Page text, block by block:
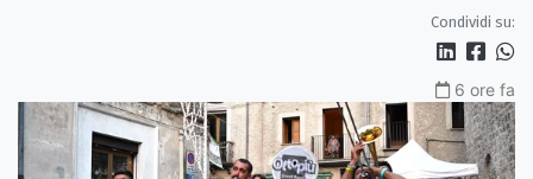
Condividi su:
6 ore fa